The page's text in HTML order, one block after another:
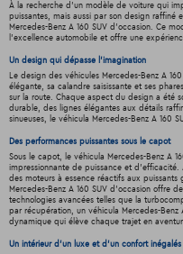
À la recherche d'un modèle de voiture qui
puissantes, mais aussi par son design raffiné
Mercedes-Benz A 160 SUV d'occasion. Ce
l'excellence automobile et offre une
Un design qui dépasse l'imagination
Le design des véhicules Mercedes-Benz A
élégante, sa calandre saisissante et ses
sur la route. Chaque aspect du design a été
durable, des lignes élégantes aux détails
sinueuses, le véhicula Mercedes-Benz A 160
Des performances puissantes sous le capot
Sous le capot, le véhicula Mercedes-Benz A
impressionnante de puissance et
des moteurs à essence réactifs aux
Mercedes-Benz A 160 SUV d'occasion offre
technologies avancées telles que la
par récupération, un véhicula Mercedes-
dynamique qui élève chaque trajet en
Un intérieur d’un luxe et d’un confort inégalés